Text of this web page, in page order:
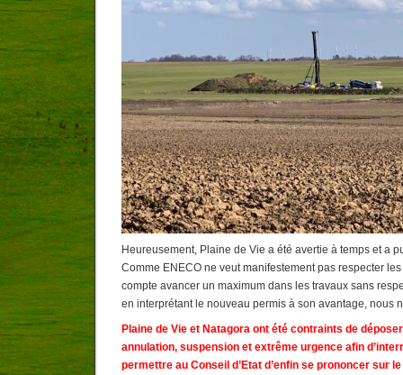
Heureusement, Plaine de Vie a été avertie à temps et a
Comme ENECO ne veut manifestement pas respecter
compte avancer un maximum dans les travaux sans
en interprétant le nouveau permis à son avantage, nous
Plaine de Vie et Natagora ont été contraints de
annulation, suspension et extrême urgence afin
permettre au Conseil d’Etat d’enfin se prononcer sur